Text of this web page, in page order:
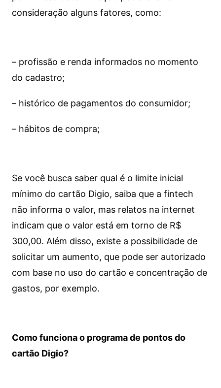
consideração alguns fatores, como:
– profissão e renda informados no momento
do cadastro;
– histórico de pagamentos do consumidor;
– hábitos de compra;
Se você busca saber qual é o limite inicial
mínimo do cartão Digio, saiba que a fintech
não informa o valor, mas relatos na internet
indicam que o valor está em torno de R$
300,00. Além disso, existe a possibilidade de
solicitar um aumento, que pode ser autorizado
com base no uso do cartão e concentração de
gastos, por exemplo.
Como funciona o programa de pontos do
cartão Digio?